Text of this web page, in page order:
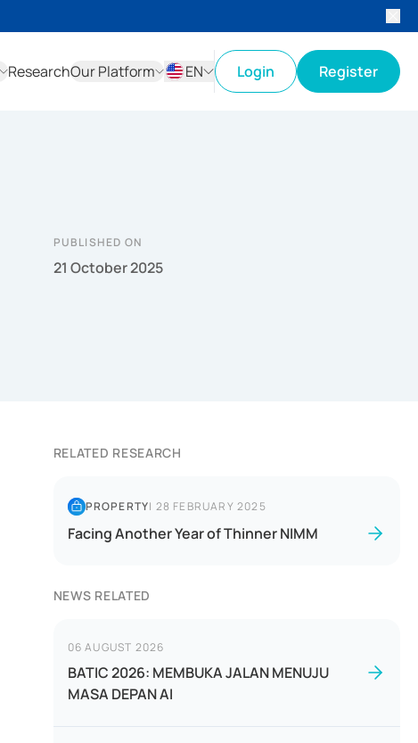
ResearchOur Platform
EN
Login Register
PUBLISHED ON
21 October 2025
RELATED RESEARCH
PROPERTY| 28 FEBRUARY 2025
Facing Another Year of Thinner NIMM
NEWS RELATED
06 AUGUST 2026
BATIC 2026: MEMBUKA JALAN MENUJU
MASA DEPAN AI